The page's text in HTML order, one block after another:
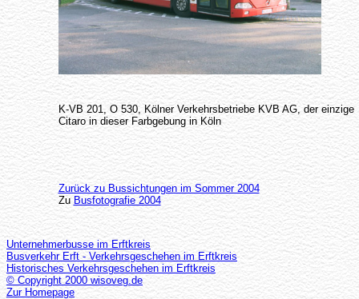
K-VB 201, O 530, Kölner Verkehrsbetriebe KVB AG, der einzige
Citaro in dieser Farbgebung in Köln
Zurück zu Bussichtungen im Sommer 2004
Zu Busfotografie 2004
Unternehmerbusse im Erftkreis
Busverkehr Erft - Verkehrsgeschehen im Erftkreis
Historisches Verkehrsgeschehen im Erftkreis
© Copyright 2000 wisoveg.de
Zur Homepage